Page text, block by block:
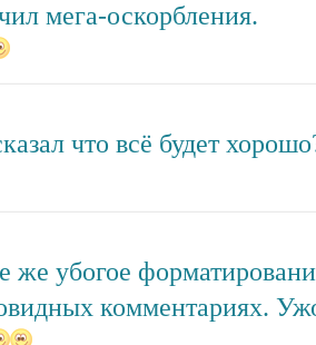
мега-оскорбления.
что всё будет
же убогое
комментариях.